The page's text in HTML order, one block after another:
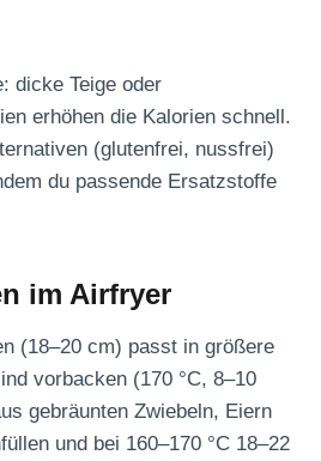
dicke Teige oder
erhöhen die Kalorien schnell.
(glutenfrei, nussfrei)
du passende Ersatzstoffe
im Airfryer
(18–20 cm) passt in größere
vorbacken (170 °C, 8–10
gebräunten Zwiebeln, Eiern
und bei 160–170 °C 18–22